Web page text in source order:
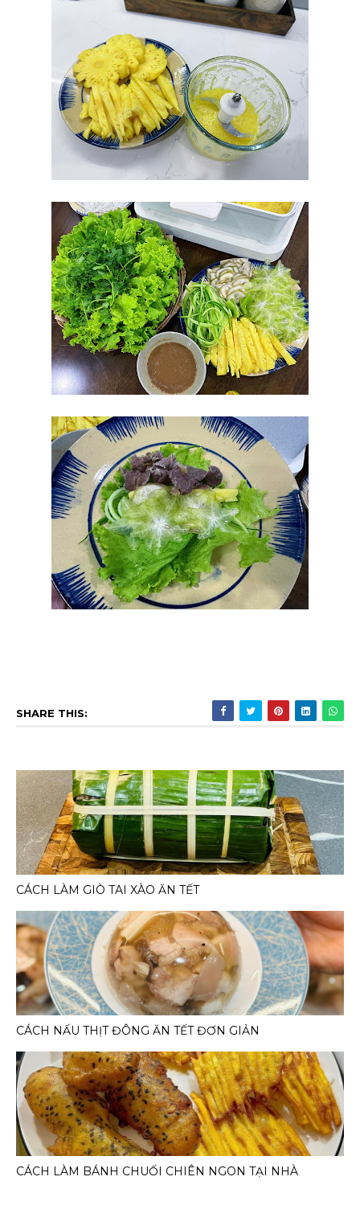
SHARE THIS:
CÁCH LÀM GIÒ TAI XÀO ĂN TẾT
CÁCH NẤU THỊT ĐÔNG ĂN TẾT ĐƠN GIẢN
CÁCH LÀM BÁNH CHUỐI CHIÊN NGON TẠI NHÀ